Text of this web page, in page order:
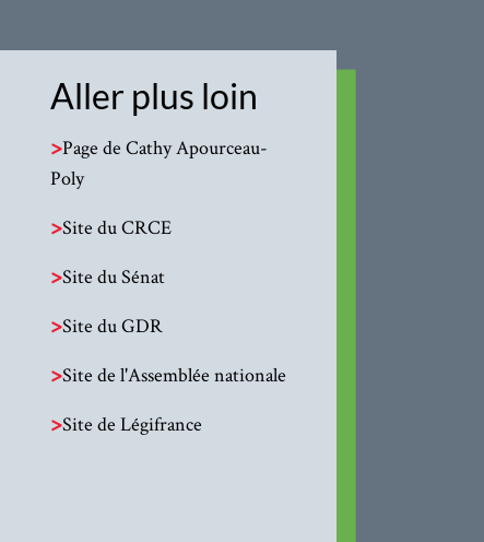
Aller plus loin
>Page de Cathy Apourceau-
Poly
>Site du CRCE
>Site du Sénat
>Site du GDR
>Site de l'Assemblée nationale
>Site de Légifrance